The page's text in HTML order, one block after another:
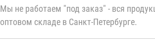
Мы не работаем "под заказ" - вся
оптовом складе в Санкт-Петербурге.